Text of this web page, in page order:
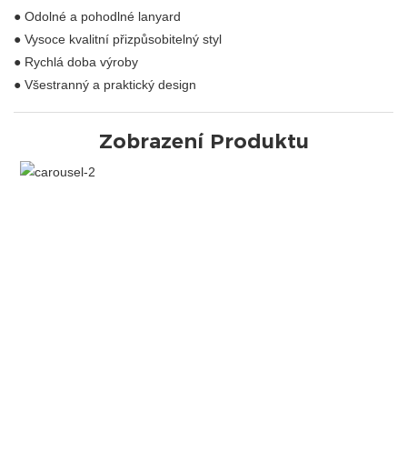
● Odolné a pohodlné lanyard
● Vysoce kvalitní přizpůsobitelný styl
● Rychlá doba výroby
● Všestranný a praktický design
Zobrazení Produktu